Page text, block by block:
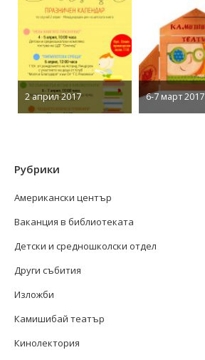
2 април 2017 6-7 март 2017
Рубрики
Американски център
Ваканция в библиотеката
Детски и средношколски отдел
Други събития
Изложби
Камишибай театър
Кинолектория